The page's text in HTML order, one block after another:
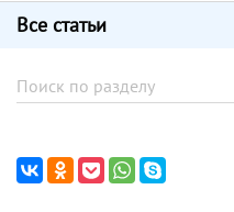
Все статьи